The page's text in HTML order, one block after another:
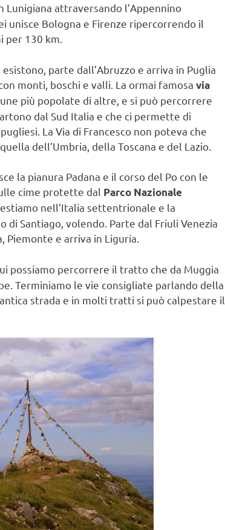
Lunigiana attraversando l’Appennino
unisce Bologna e Firenze ripercorrendo il
per 130 km.
parte dall’Abruzzo e arriva in Puglia
monti, boschi e valli. La ormai famosa via
più popolate di altre, e si può percorrere
dal Sud Italia e che ci permette di
La Via di Francesco non poteva che
dell’Umbria, della Toscana e del Lazio.
la pianura Padana e il corso del Po con le
cime protette dal Parco Nazionale
nell’Italia settentrionale e la
di Santiago, volendo. Parte dal Friuli Venezia
Piemonte e arriva in Liguria.
possiamo percorrere il tratto che da Muggia
Terminiamo le vie consigliate parlando della
strada e in molti tratti si può calpestare il